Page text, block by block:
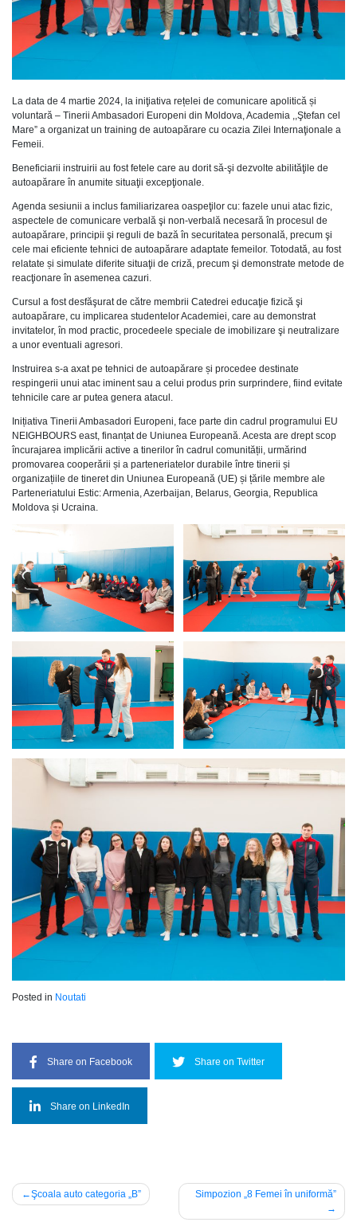
La data de 4 martie 2024, la iniţiativa rețelei de comunicare apolitică și
voluntară – Tinerii Ambasadori Europeni din Moldova, Academia ,,Ştefan cel
Mare” a organizat un training de autoapărare cu ocazia Zilei Internaţionale a
Femeii.
Beneficiarii instruirii au fost fetele care au dorit să-şi dezvolte abilităţile de
autoapărare în anumite situaţii excepţionale.
Agenda sesiunii a inclus familiarizarea oaspeţilor cu: fazele unui atac fizic,
aspectele de comunicare verbală şi non-verbală necesară în procesul de
autoapărare, principii şi reguli de bază în securitatea personală, precum şi
cele mai eficiente tehnici de autoapărare adaptate femeilor. Totodată, au fost
relatate și simulate diferite situaţii de criză, precum şi demonstrate metode de
reacţionare în asemenea cazuri.
Cursul a fost desfăşurat de către membrii Catedrei educaţie fizică şi
autoapărare, cu implicarea studentelor Academiei, care au demonstrat
invitatelor, în mod practic, procedeele speciale de imobilizare şi neutralizare
a unor eventuali agresori.
Instruirea s-a axat pe tehnici de autoapărare și procedee destinate
respingerii unui atac iminent sau a celui produs prin surprindere, fiind evitate
tehnicile care ar putea genera atacul.
Inițiativa Tinerii Ambasadori Europeni, face parte din cadrul programului EU
NEIGHBOURS east, finanțat de Uniunea Europeană. Acesta are drept scop
încurajarea implicării active a tinerilor în cadrul comunității, urmărind
promovarea cooperării și a parteneriatelor durabile între tinerii și
organizațiile de tineret din Uniunea Europeană (UE) și țările membre ale
Parteneriatului Estic: Armenia, Azerbaijan, Belarus, Georgia, Republica
Moldova și Ucraina.
Posted in Noutati
Share on Facebook Share on Twitter
Share on LinkedIn
Navigare
Şcoala auto categoria „B” Simpozion „8 Femei în uniformă”